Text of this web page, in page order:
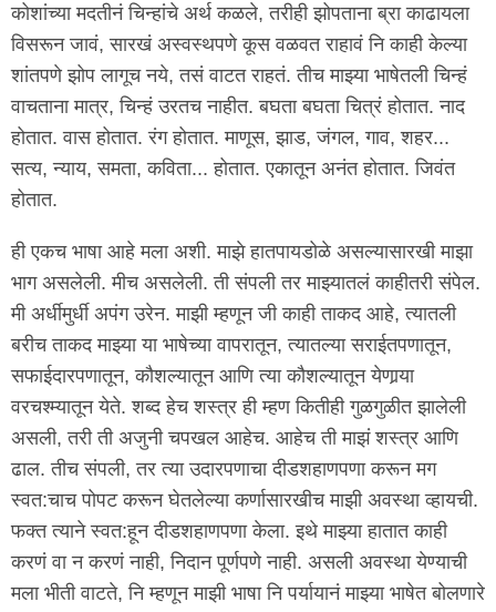
कोशांच्या मदतीनं चिन्हांचे अर्थ कळले, तरीही झोपताना ब्रा काढायला
विसरून जावं, सारखं अस्वस्थपणे कूस वळवत राहावं नि काही केल्या
शांतपणे झोप लागूच नये, तसं वाटत राहतं. तीच माझ्या भाषेतली चिन्हं
वाचताना मात्र, चिन्हं उरतच नाहीत. बघता बघता चित्रं होतात. नाद
होतात. वास होतात. रंग होतात. माणूस, झाड, जंगल, गाव, शहर...
सत्य, न्याय, समता, कविता... होतात. एकातून अनंत होतात. जिवंत
होतात.
ही एकच भाषा आहे मला अशी. माझे हातपायडोळे असल्यासारखी माझा
भाग असलेली. मीच असलेली. ती संपली तर माझ्यातलं काहीतरी संपेल.
मी अर्धीमुर्धी अपंग उरेन. माझी म्हणून जी काही ताकद आहे, त्यातली
बरीच ताकद माझ्या या भाषेच्या वापरातून, त्यातल्या सराईतपणातून,
सफाईदारपणातून, कौशल्यातून आणि त्या कौशल्यातून येणार्‍या
वरचश्म्यातून येते. शब्द हेच शस्त्र ही म्हण कितीही गुळगुळीत झालेली
असली, तरी ती अजुनी चपखल आहेच. आहेच ती माझं शस्त्र आणि
ढाल. तीच संपली, तर त्या उदारपणाचा दीडशहाणपणा करून मग
स्वत:चाच पोपट करून घेतलेल्या कर्णासारखीच माझी अवस्था व्हायची.
फक्त त्याने स्वत:हून दीडशहाणपणा केला. इथे माझ्या हातात काही
करणं वा न करणं नाही, निदान पूर्णपणे नाही. असली अवस्था येण्याची
मला भीती वाटते, नि म्हणून माझी भाषा नि पर्यायानं माझ्या भाषेत बोलणारे